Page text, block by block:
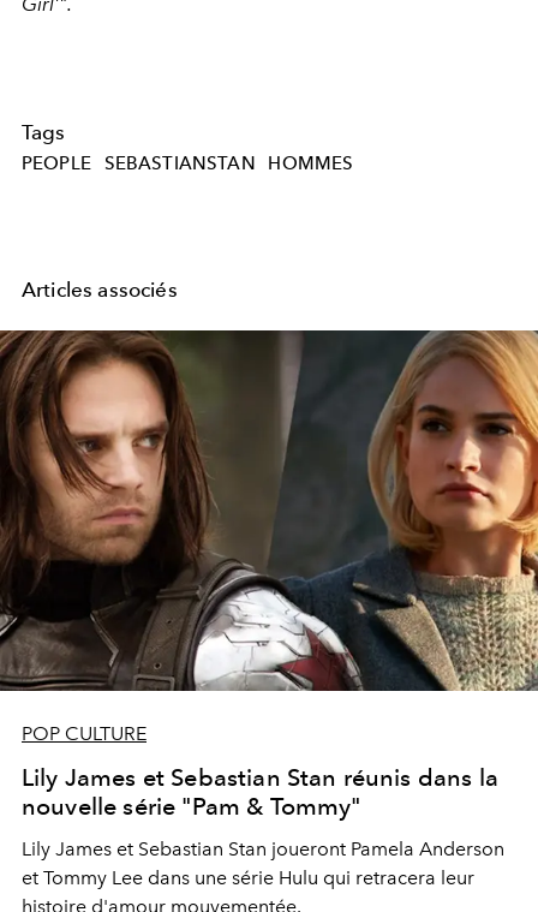
Tags
PEOPLE SEBASTIANSTAN HOMMES
Articles associés
POP CULTURE
Lily James et Sebastian Stan réunis dans la
nouvelle série "Pam & Tommy"
Lily James et Sebastian Stan joueront Pamela Anderson
et Tommy Lee dans une série Hulu qui retracera leur
histoire d'amour mouvementée.